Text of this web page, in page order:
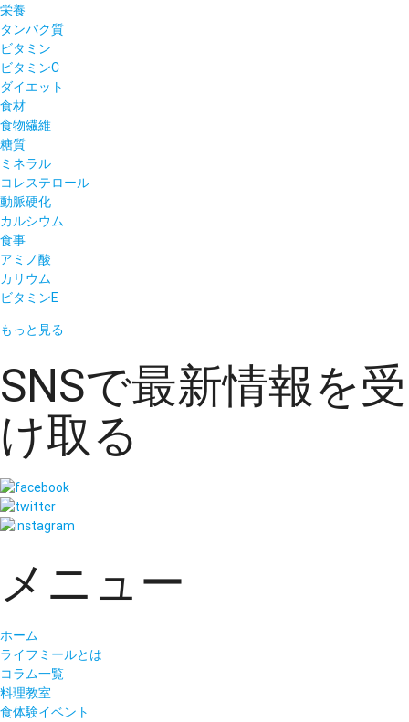
栄養
タンパク質
ビタミン
ビタミンC
ダイエット
食材
食物繊維
糖質
ミネラル
コレステロール
動脈硬化
カルシウム
食事
アミノ酸
カリウム
ビタミンE
もっと見る
SNSで最新情報を受
け取る
メニュー
ホーム
ライフミールとは
コラム一覧
料理教室
食体験イベント